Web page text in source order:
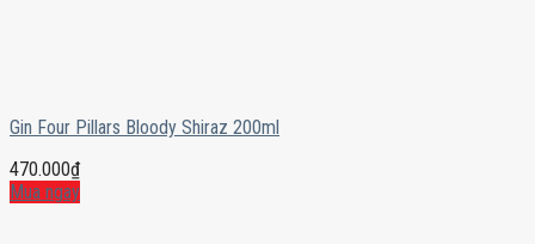
Gin Four Pillars Bloody Shiraz 200ml
470.000₫
Mua ngay